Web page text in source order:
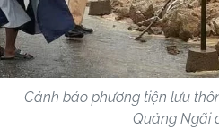
Cảnh báo phương tiện lưu
Quảng Ngãi